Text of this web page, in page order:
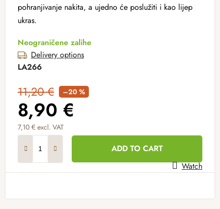
pohranjivanje nakita, a ujedno će poslužiti i kao lijep
ukras.
Neograničene zalihe
Delivery options
LA266
11,20 € –20 %
8,90 €
7,10 € excl. VAT
ADD TO CART
Watch